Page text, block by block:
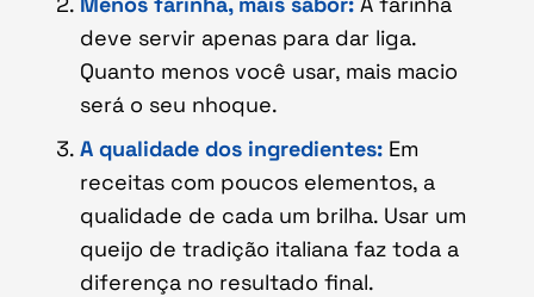
deve servir apenas para dar liga.
Quanto menos você usar, mais macio
será o seu nhoque.
A qualidade dos ingredientes: Em
receitas com poucos elementos, a
qualidade de cada um brilha. Usar um
queijo de tradição italiana faz toda a
diferença no resultado final.